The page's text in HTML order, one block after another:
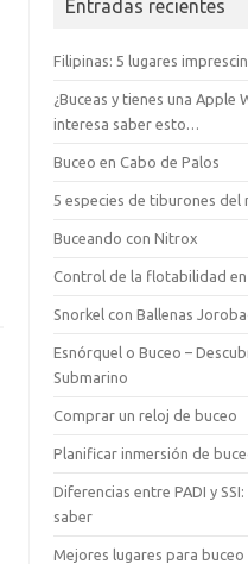
Entradas recientes
Filipinas: 5 lugares
¿Buceas y tienes una Apple
interesa saber esto…
Buceo en Cabo de Palos
5 especies de tiburones del
Buceando con Nitrox
Control de la flotabilidad en
Snorkel con Ballenas
Esnórquel o Buceo –
Submarino
Comprar un reloj de buceo
Planificar inmersión de
Diferencias entre PADI y
saber
Mejores lugares para